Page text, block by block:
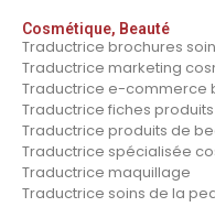
Cosmétique, Beauté
Traductrice brochures
Traductrice marketing
Traductrice e-commerce
Traductrice fiches
Traductrice produits de
Traductrice spécialisée
Traductrice maquillage
Traductrice soins de la